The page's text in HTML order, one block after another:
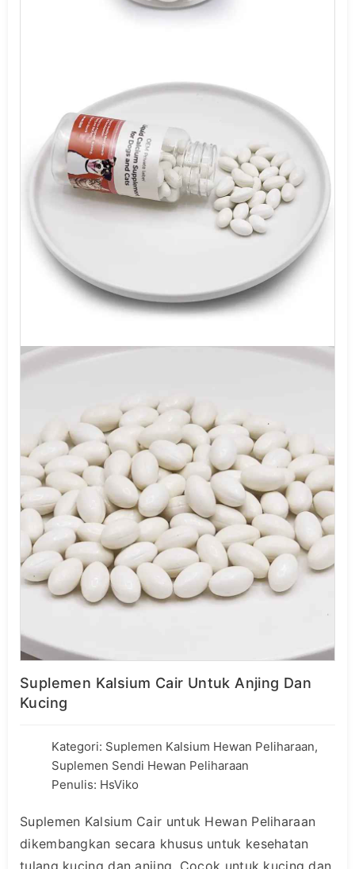
Suplemen Kalsium Cair Untuk Anjing Dan
Kucing
Kategori: Suplemen Kalsium Hewan Peliharaan,
Suplemen Sendi Hewan Peliharaan
Penulis: HsViko
Suplemen Kalsium Cair untuk Hewan Peliharaan
dikembangkan secara khusus untuk kesehatan